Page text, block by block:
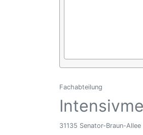
Fachabteilung
31135 Senator-Braun-Allee